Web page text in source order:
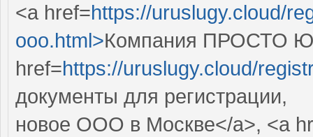
<a href=https://uruslugy.cloud/
ooo.html>Компания ПРОСТО
href=https://uruslugy.cloud/
документы для регистрации,
новое ООО в Москве</a>, <a